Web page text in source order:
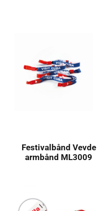
Festivalbånd Vevde
armbånd ML3009